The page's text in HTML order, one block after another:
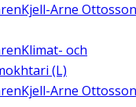
Kjell-Arne Ottosson
Klimat- och
(L)
Kjell-Arne Ottosson